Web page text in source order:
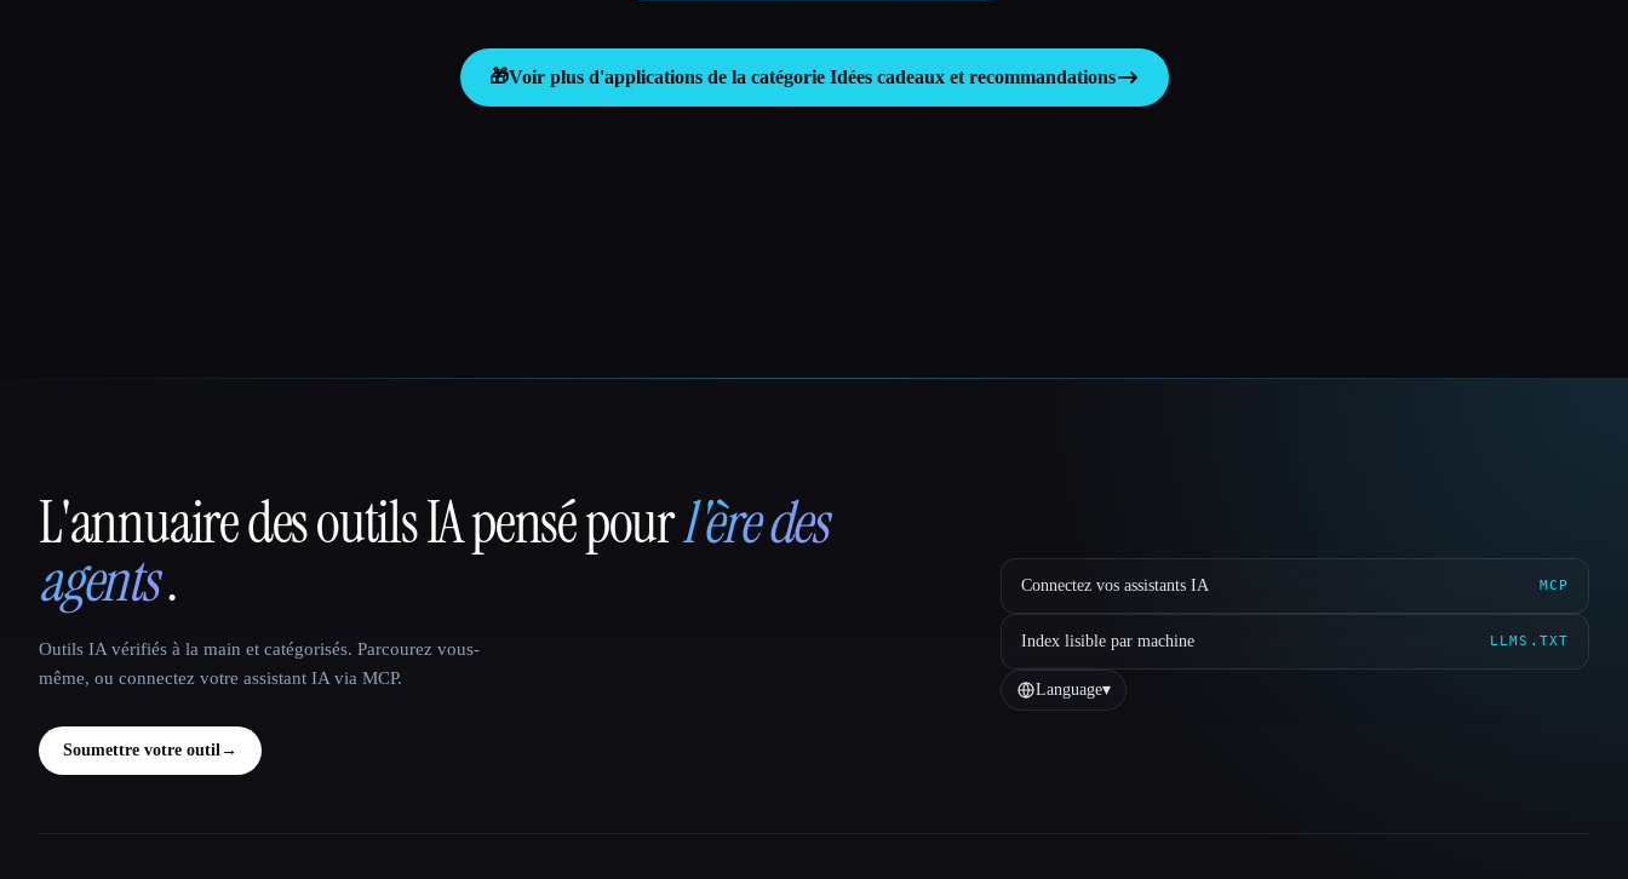
🎁Voir plus d'applications de la catégorie Idées cadeaux et recommandations
That AI Collection
L'annuaire des outils IA pensé pourl'ère des
agents.
Outils IA vérifiés à la main et catégorisés. Parcourez vous-
même, ou connectez votre assistant IA via MCP.
Soumettre votre outil→
Connectez vos assistants IA MCP
Index lisible par machine LLMS.TXT
Language▾